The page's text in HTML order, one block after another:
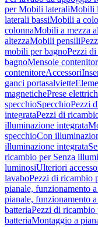
per Mobili lateraliMobili
laterali bassiMobili a
colonnaMobili a mezza
altezzaMobili pensili
mobili per bagnoPezzi
bagnoMensole
contenitoreAccessori
ganci portasalviette
magnetichePrese
specchioSpecchioPezzi
integrataPezzi di
illuminazione integrata
specchioCon
illuminazione integrata
ricambio per Senza
luminosiUlteriori
lavaboPezzi di ricambio
pianale, funzionamento
pianale, funzionamento
batteriaPezzi di ricambio
batteriaMontaggio a